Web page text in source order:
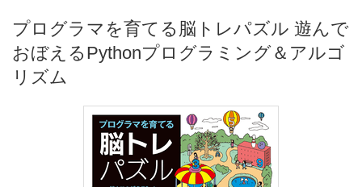
プログラマを育てる脳トレパズル 遊んで
おぼえるPythonプログラミング＆アルゴ
リズム